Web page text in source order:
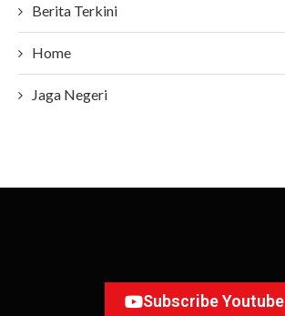
Berita Terkini
Home
Jaga Negeri
Subscribe Youtube